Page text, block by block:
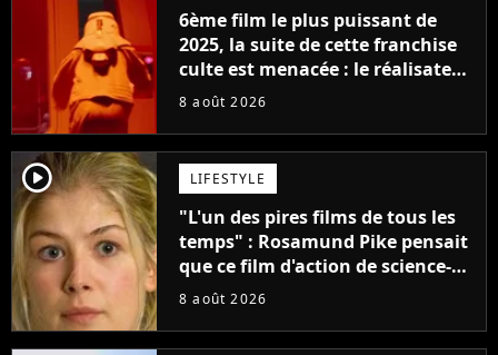
6ème film le plus puissant de
2025, la suite de cette franchise
culte est menacée : le réalisateur
claque la porte pour "différends
8 août 2026
player2 LIFESTYLE
"L'un des pires films de tous les
temps" : Rosamund Pike pensait
que ce film d'action de science-
fiction avec Dwayne Johnson
8 août 2026